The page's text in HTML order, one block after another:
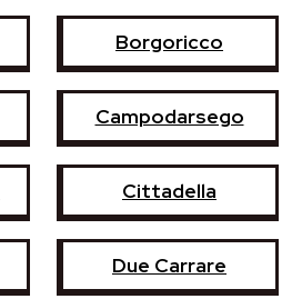
Borgoricco
Campodarsego
Cittadella
Due Carrare